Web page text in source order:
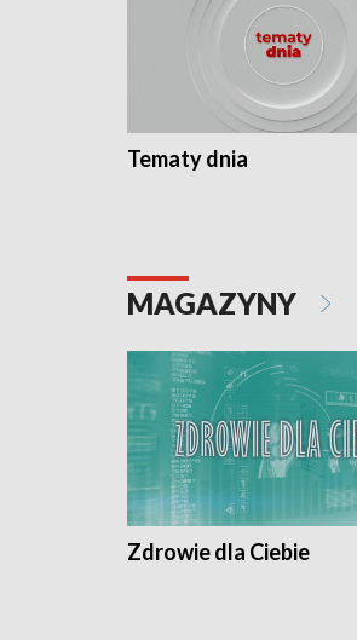
Tematy dnia
MAGAZYNY
Zdrowie dla Ciebie